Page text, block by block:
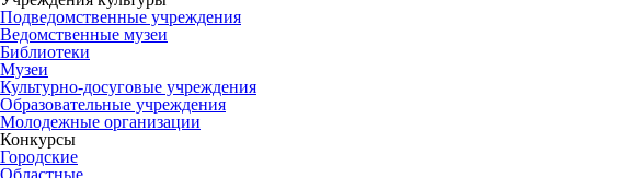
Подведомственные учреждения
Ведомственные музеи
Библиотеки
Музеи
Культурно-досуговые учреждения
Образовательные учреждения
Молодежные организации
Конкурсы
Городские
Областные